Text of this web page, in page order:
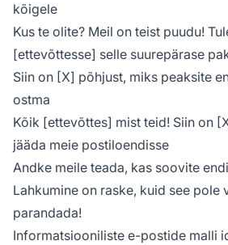
kõigele
Kus te olite? Meil on teist puudu!
[ettevõttesse] selle suurepärase
Siin on [X] põhjust, miks peaksite
ostma
Kõik [ettevõttes] mist teid! Siin on
jääda meie postiloendisse
Andke meile teada, kas soovite
Lahkumine on raske, kuid see pole
parandada!
Informatsiooniliste e-postide malli